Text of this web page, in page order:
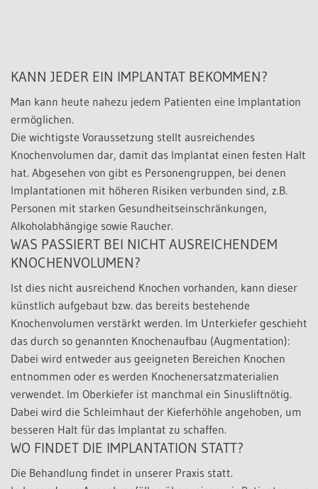
KANN JEDER EIN IMPLANTAT BEKOMMEN?
Man kann heute nahezu jedem Patienten eine Implantation
ermöglichen.
Die wichtigste Voraussetzung stellt ausreichendes
Knochenvolumen dar, damit das Implantat einen festen Halt
hat. Abgesehen von gibt es Personengruppen, bei denen
Implantationen mit höheren Risiken verbunden sind, z.B.
Personen mit starken Gesundheitseinschränkungen,
Alkoholabhängige sowie Raucher.
WAS PASSIERT BEI NICHT AUSREICHENDEM
KNOCHENVOLUMEN?
Ist dies nicht ausreichend Knochen vorhanden, kann dieser
künstlich aufgebaut bzw. das bereits bestehende
Knochenvolumen verstärkt werden. Im Unterkiefer geschieht
das durch so genannten Knochenaufbau (Augmentation):
Dabei wird entweder aus geeigneten Bereichen Knochen
entnommen oder es werden Knochenersatzmaterialien
verwendet. Im Oberkiefer ist manchmal ein Sinusliftnötig.
Dabei wird die Schleimhaut der Kieferhöhle angehoben, um
besseren Halt für das Implantat zu schaffen.
WO FINDET DIE IMPLANTATION STATT?
Die Behandlung findet in unserer Praxis statt.